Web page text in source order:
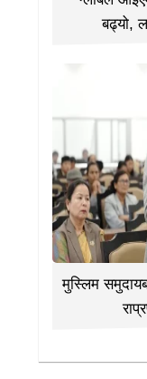
बढ्यो,
मुस्लिम